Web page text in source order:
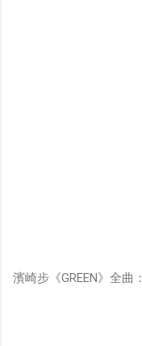
濱崎步《GREEN》全曲：